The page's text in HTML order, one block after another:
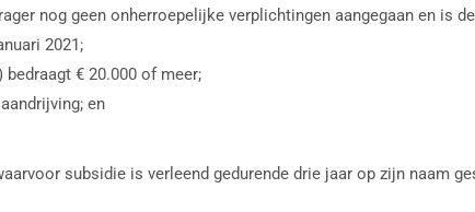
nog geen onherroepelijke verplichtingen aangegaan en is
2021;
€ 20.000 of meer;
en
subsidie is verleend gedurende drie jaar op zijn naam